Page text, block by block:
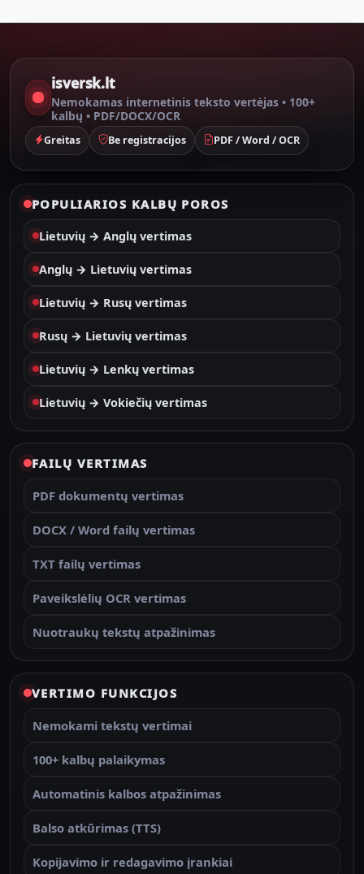
isversk.lt
Nemokamas internetinis teksto vertėjas • 100+
kalbų • PDF/DOCX/OCR
Greitas Be registracijos PDF / Word / OCR
POPULIARIOS KALBŲ POROS
Lietuvių → Anglų vertimas
Anglų → Lietuvių vertimas
Lietuvių → Rusų vertimas
Rusų → Lietuvių vertimas
Lietuvių → Lenkų vertimas
Lietuvių → Vokiečių vertimas
FAILŲ VERTIMAS
PDF dokumentų vertimas
DOCX / Word failų vertimas
TXT failų vertimas
Paveikslėlių OCR vertimas
Nuotraukų tekstų atpažinimas
VERTIMO FUNKCIJOS
Nemokami tekstų vertimai
100+ kalbų palaikymas
Automatinis kalbos atpažinimas
Balso atkūrimas (TTS)
Kopijavimo ir redagavimo įrankiai